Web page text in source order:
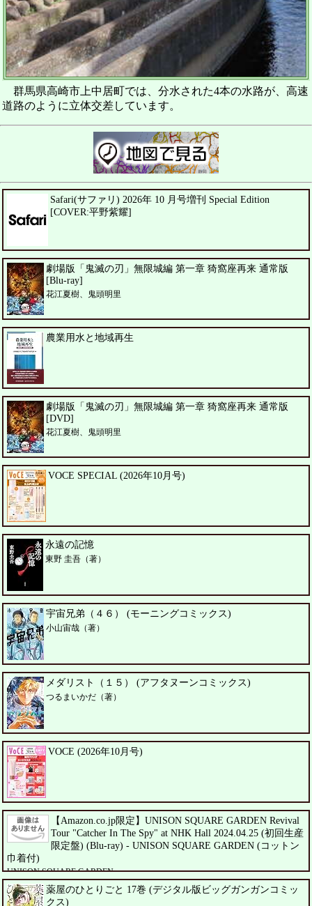
群馬県高崎市上中居町では、分水された4本の水路が、高速
道路のように立体交差しています。
Safari(サファリ) 2026年 10 月号増刊 Special Edition
[COVER:平野紫耀]
劇場版「鬼滅の刃」無限城編 第一章 猗窩座再来 通常版
[Blu-ray]
花江夏樹、鬼頭明里
農業用水と地域再生
劇場版「鬼滅の刃」無限城編 第一章 猗窩座再来 通常版
[DVD]
花江夏樹、鬼頭明里
VOCE SPECIAL (2026年10月号)
永遠の記憶
東野 圭吾（著）
宇宙兄弟（４６） (モーニングコミックス)
小山宙哉（著）
メダリスト（１５） (アフタヌーンコミックス)
つるまいかだ（著）
VOCE (2026年10月号)
【Amazon.co.jp限定】UNISON SQUARE GARDEN Revival
Tour "Catcher In The Spy" at NHK Hall 2024.04.25 (初回生産
限定盤) (Blu-ray) - UNISON SQUARE GARDEN (コットン
巾着付)
UNISON SQUARE GARDEN
薬屋のひとりごと 17巻 (デジタル版ビッグガンガンコミッ
クス)